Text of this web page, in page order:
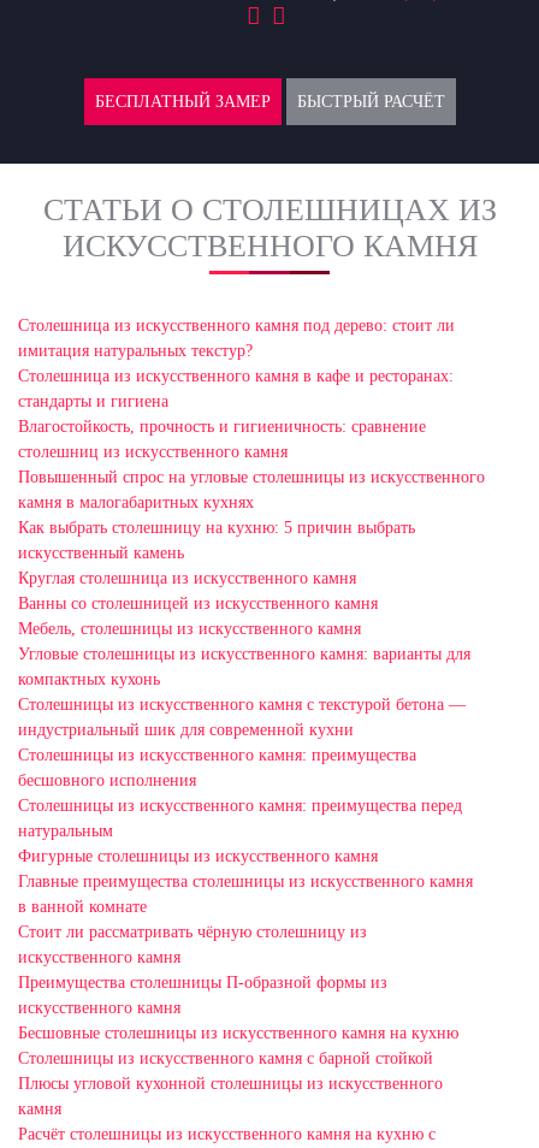
БЕСПЛАТНЫЙ ЗАМЕР БЫСТРЫЙ РАСЧЁТ
СТАТЬИ О СТОЛЕШНИЦАХ ИЗ
ИСКУССТВЕННОГО КАМНЯ
Столешница из искусственного камня под дерево: стоит ли
имитация натуральных текстур?
Столешница из искусственного камня в кафе и ресторанах:
стандарты и гигиена
Влагостойкость, прочность и гигиеничность: сравнение
столешниц из искусственного камня
Повышенный спрос на угловые столешницы из искусственного
камня в малогабаритных кухнях
Как выбрать столешницу на кухню: 5 причин выбрать
искусственный камень
Круглая столешница из искусственного камня
Ванны со столешницей из искусственного камня
Мебель, столешницы из искусственного камня
Угловые столешницы из искусственного камня: варианты для
компактных кухонь
Столешницы из искусственного камня с текстурой бетона —
индустриальный шик для современной кухни
Столешницы из искусственного камня: преимущества
бесшовного исполнения
Столешницы из искусственного камня: преимущества перед
натуральным
Фигурные столешницы из искусственного камня
Главные преимущества столешницы из искусственного камня
в ванной комнате
Стоит ли рассматривать чёрную столешницу из
искусственного камня
Преимущества столешницы П-образной формы из
искусственного камня
Бесшовные столешницы из искусственного камня на кухню
Столешницы из искусственного камня с барной стойкой
Плюсы угловой кухонной столешницы из искусственного
камня
Расчёт столешницы из искусственного камня на кухню с